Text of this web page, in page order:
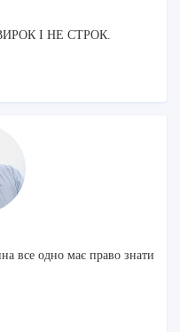
І НЕ СТРОК.
все одно має право знати